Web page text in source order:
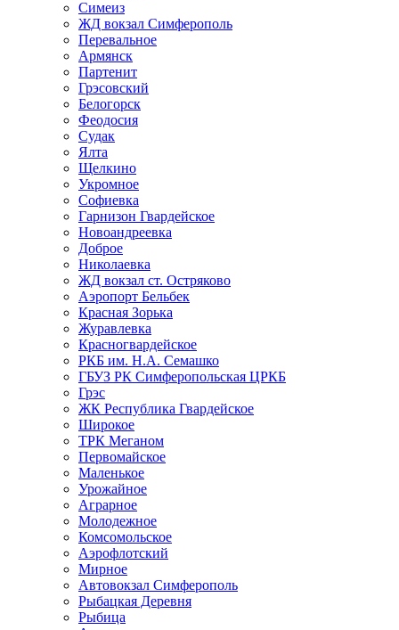
Симеиз
ЖД вокзал Симферополь
Перевальное
Армянск
Партенит
Грэсовский
Белогорск
Феодосия
Судак
Ялта
Щелкино
Укромное
Софиевка
Гарнизон Гвардейское
Новоандреевка
Доброе
Николаевка
ЖД вокзал ст. Остряково
Аэропорт Бельбек
Красная Зорька
Журавлевка
Красногвардейское
РКБ им. Н.А. Семашко
ГБУЗ РК Симферопольская ЦРКБ
Грэс
ЖК Республика Гвардейское
Широкое
ТРК Меганом
Первомайское
Маленькое
Урожайное
Аграрное
Молодежное
Комсомольское
Аэрофлотский
Мирное
Автовокзал Симферополь
Рыбацкая Деревня
Рыбица